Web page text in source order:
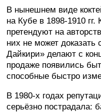
В нынешнем виде
на Кубе в 1898-1910
претендуют на
них не может доказать
Дайкири» делают с
продаже появились
способные быстро
В 1980-х годах
серьёзно